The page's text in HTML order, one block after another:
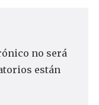
no será
están